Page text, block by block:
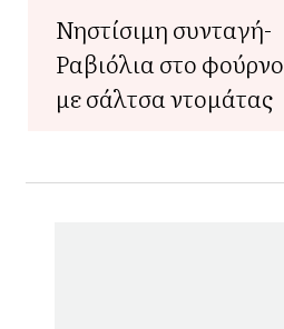
Νηστίσιμη συνταγή-
Ραβιόλια στο φούρνο
με σάλτσα ντομάτας